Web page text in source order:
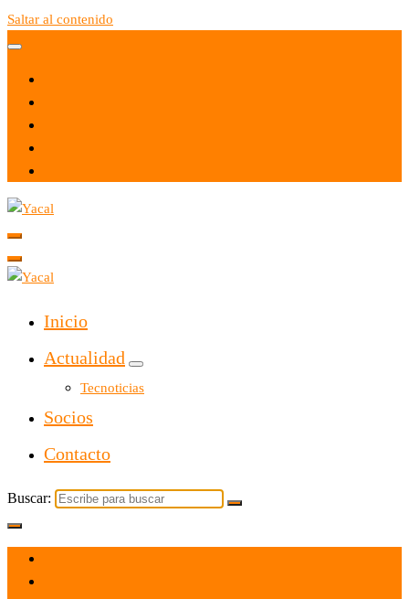
Saltar al contenido
Yacal micro hosting
Inicio
Actualidad
Tecnoticias
Socios
Contacto
Buscar: